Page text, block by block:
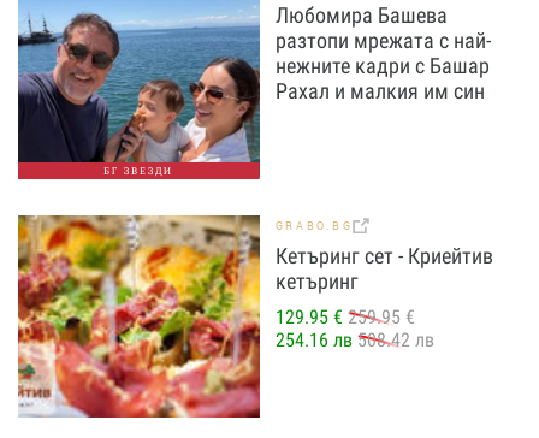
БГ ЗВЕЗДИ
Любомира Башева
разтопи мрежата с най-
нежните кадри с Башар
Рахал и малкия им син
GRABO.BG
Кетъринг сет - Криейтив
кетъринг
129.95 € 259.95 €
254.16 лв 508.42 лв